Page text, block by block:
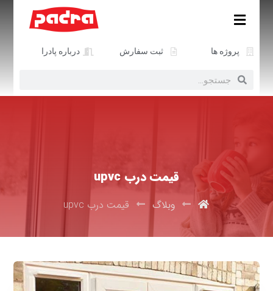
پروژه ها ثبت سفارش درباره پادرا
قیمت درب upvc
وبلاگ قیمت درب upvc